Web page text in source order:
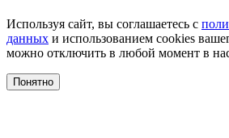
Используя сайт, вы соглашаетесь с
данных и использованием cookies
можно отключить в любой момент в
Понятно